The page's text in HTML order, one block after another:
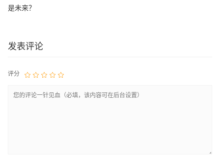
是未来？
发表评论
评分